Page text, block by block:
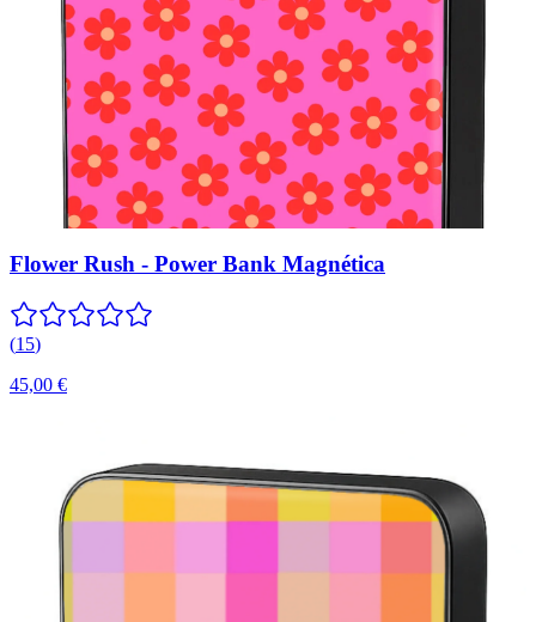
Flower Rush - Power Bank Magnética
(15)
45,00 €